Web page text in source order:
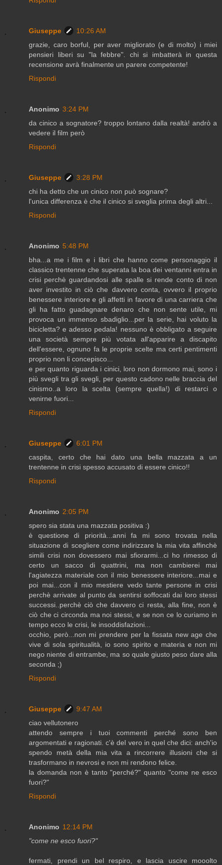
Giuseppe
10:26 AM
grazie, caro borful, per aver migliorato (e di molto) i miei
pensieri liberi su "la febbre". chi si imbatterà in questa
recensione avrà finalmente un parere competente!
Rispondi
Anonimo 3:24 PM
da cinico a sognatore? troppo lontano dalla realtà! andrò a
vedere il film però
Rispondi
Giuseppe
3:28 PM
chi ha detto che un cinico non può sognare?
l'unica differenza è che il cinico si sveglia prima degli altri...
Rispondi
Anonimo 5:48 PM
bha...a me i film e i libri che hanno come personaggio il
classico trentenne che superata la boa dei ventanni entra in
crisi perchè guardandosi alle spalle si rende conto di non
aver investito in ciò che davvero conta, ovvero il proprio
benessere interiore e gli affetti in favore di una carriera che
gli ha fatto guadagnare denaro che non sente utile, mi
provoca un immenso sbadiglio...per la serie, hai voluto la
bicicletta? e adesso pedala! nessuno è obbligato a seguire
una società sempre più votata all'apparire a discapito
dell'essere, ognuno fa le proprie scelte ma certi pentimenti
proprio non li concepisco...
e per quanto riguarda i cinici, loro non dormono mai, sono i
più svegli tra gli svegli, per questo cadono nelle braccia del
cinismo..a loro la scelta (sempre quella!) di restarci o
venirne fuori...
Rispondi
Giuseppe
6:01 PM
caspita, certo che hai dato una bella mazzata a un
trentenne in crisi spesso accusato di essere cinico!!
Rispondi
Anonimo 2:05 PM
spero sia stata una mazzata positiva :)
è questione di priorità...anni fa mi sono trovata nella
situazione di scegliere come indirizzare la mia vita affinchè
simili crisi non dovessero mai sfiorarmi...ci ho rimesso di
certo un sacco di quattrini, ma non cambierei mai
l'agiatezza materiale con il mio benessere interiore...mai e
poi mai...con il mio mestiere vedo tante persone in crisi
perchè arrivate al punto da sentirsi soffocati dai loro stessi
successi..perchè ciò che davvero ci resta, alla fine, non è
ciò che ci circonda ma noi stessi, e se non ce lo curiamo in
tempo ecco le crisi, le insoddisfazioni...
occhio, però...non mi prendere per la fissata new age che
vive di sola spiritualità, io sono spirito e materia e non mi
nego niente di entrambe, ma so quale giusto peso dare alla
seconda ;)
Rispondi
Giuseppe
9:47 AM
ciao vellutonero
attendo sempre i tuoi commenti perché sono ben
argomentati e ragionati. c'è del vero in quel che dici: anch'io
spendo metà della mia vita a rincorrere illusioni che si
trasformano in nevrosi e non mi rendono felice.
la domanda non è tanto "perché?" quanto "come ne esco
fuori?"
Rispondi
Anonimo 12:14 PM
"come ne esco fuori?"
fermati, prendi un bel respiro, e lascia uscire mooolto